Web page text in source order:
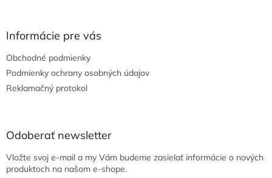
Informácie pre vás
Obchodné podmienky
Podmienky ochrany osobných údajov
Reklamačný protokol
Odoberať newsletter
Vložte svoj e-mail a my Vám budeme zasielať informácie o nových
produktoch na našom e-shope.